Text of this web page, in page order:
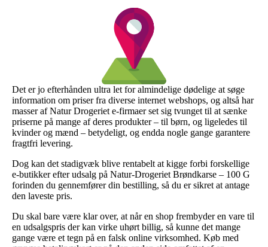
Det er jo efterhånden ultra let for almindelige dødelige at søge
information om priser fra diverse internet webshops, og altså har
masser af Natur Drogeriet e-firmaer set sig tvunget til at sænke
priserne på mange af deres produkter – til børn, og ligeledes til
kvinder og mænd – betydeligt, og endda nogle gange garantere
fragtfri levering.
Dog kan det stadigvæk blive rentabelt at kigge forbi forskellige
e-butikker efter udsalg på Natur-Drogeriet Brøndkarse – 100 G
forinden du gennemfører din bestilling, så du er sikret at antage
den laveste pris.
Du skal bare være klar over, at når en shop frembyder en vare til
en udsalgspris der kan virke uhørt billig, så kunne det mange
gange være et tegn på en falsk online virksomhed. Køb med